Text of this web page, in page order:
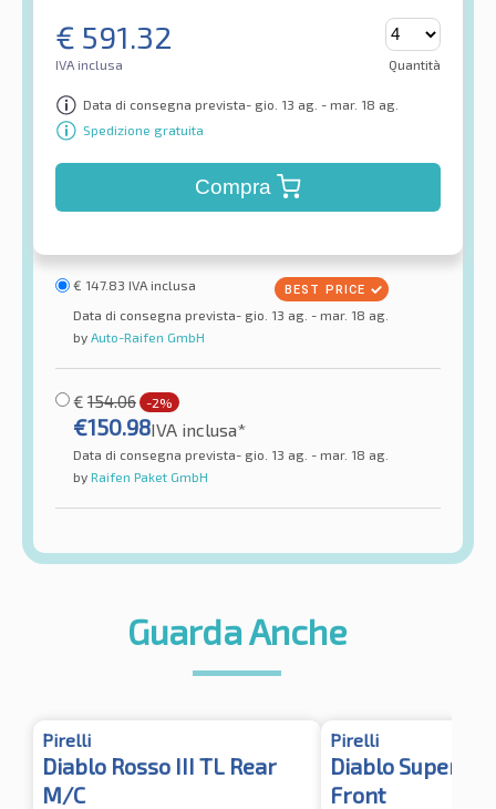
€ 591.32
IVA inclusa Quantità
Data di consegna prevista- gio. 13 ag. - mar. 18 ag.
Spedizione gratuita
Compra
€ 147.83 IVA inclusa
Data di consegna prevista- gio. 13 ag. - mar. 18 ag.
by Auto-Raifen GmbH
€ 154.06 -2%
€150.98IVA inclusa*
Data di consegna prevista- gio. 13 ag. - mar. 18 ag.
by Raifen Paket GmbH
Guarda Anche
Pirelli
Diablo Rosso III TL Rear
M/C
Pirelli
Diablo
Front